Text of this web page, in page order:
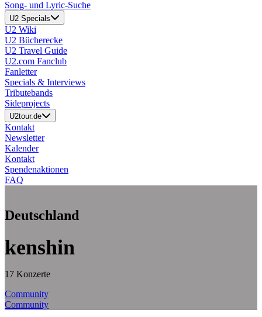
Song- und Lyric-Suche
U2 Specials
U2 Wiki
U2 Bücherecke
U2 Travel Guide
U2.com Fanclub
Fanletter
Specials & Interviews
Tributebands
Sideprojects
U2tour.de
Kontakt
Newsletter
Kalender
Kontakt
Spendenaktionen
FAQ
Deutschland
kenshin
17 Konzerte
Community
Community